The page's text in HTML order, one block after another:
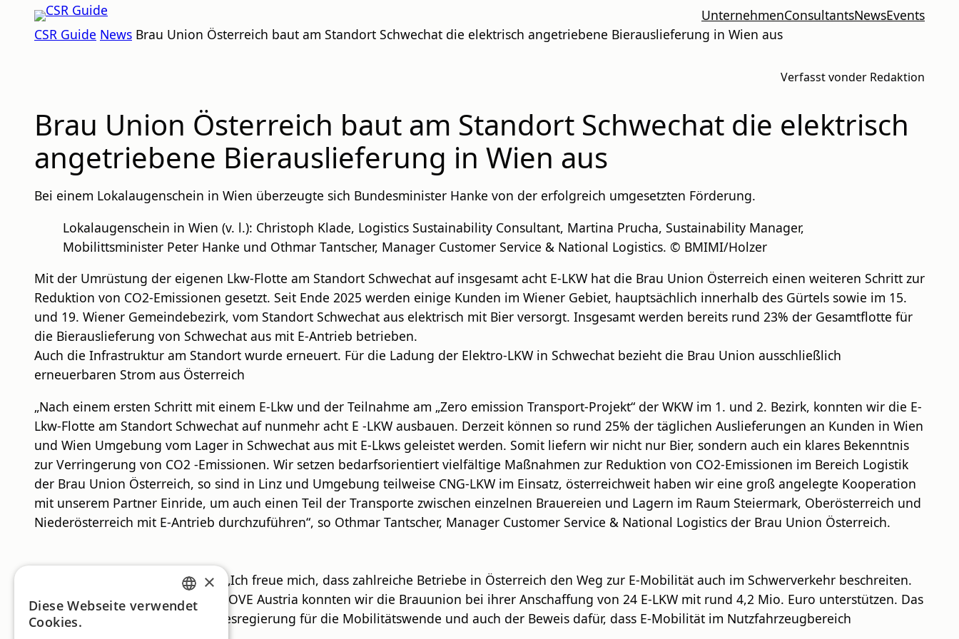
InhaltCSR
GUIDE
UnternehmenConsultantsNewsEvents
CSR Guide News Brau Union Österreich baut am Standort Schwechat die elektrisch angetriebene Bierauslieferung in Wien aus
Verfasst vonder Redaktion
Brau Union Österreich baut am Standort Schwechat die elektrisch
angetriebene Bierauslieferung in Wien aus
Bei einem Lokalaugenschein in Wien überzeugte sich Bundesminister Hanke von der erfolgreich umgesetzten Förderung.
Lokalaugenschein in Wien (v. l.): Christoph Klade, Logistics Sustainability Consultant, Martina Prucha, Sustainability Manager,
Mobilittsminister Peter Hanke und Othmar Tantscher, Manager Customer Service & National Logistics. © BMIMI/Holzer
Mit der Umrüstung der eigenen Lkw-Flotte am Standort Schwechat auf insgesamt acht E-LKW hat die Brau Union Österreich einen weiteren Schritt zur
Reduktion von CO2-Emissionen gesetzt. Seit Ende 2025 werden einige Kunden im Wiener Gebiet, hauptsächlich innerhalb des Gürtels sowie im 15.
und 19. Wiener Gemeindebezirk, vom Standort Schwechat aus elektrisch mit Bier versorgt. Insgesamt werden bereits rund 23% der Gesamtflotte für
die Bierauslieferung von Schwechat aus mit E-Antrieb betrieben.
Auch die Infrastruktur am Standort wurde erneuert. Für die Ladung der Elektro-LKW in Schwechat bezieht die Brau Union ausschließlich
erneuerbaren Strom aus Österreich
„Nach einem ersten Schritt mit einem E-Lkw und der Teilnahme am „Zero emission Transport-Projekt“ der WKW im 1. und 2. Bezirk, konnten wir die E-
Lkw-Flotte am Standort Schwechat auf nunmehr acht E -LKW ausbauen. Derzeit können so rund 25% der täglichen Auslieferungen an Kunden in Wien
und Wien Umgebung vom Lager in Schwechat aus mit E-Lkws geleistet werden. Somit liefern wir nicht nur Bier, sondern auch ein klares Bekenntnis
zur Verringerung von CO2 -Emissionen. Wir setzen bedarfsorientiert vielfältige Maßnahmen zur Reduktion von CO2-Emissionen im Bereich Logistik
der Brau Union Österreich, so sind in Linz und Umgebung teilweise CNG-LKW im Einsatz, österreichweit haben wir eine groß angelegte Kooperation
mit unserem Partner Einride, um auch einen Teil der Transporte zwischen einzelnen Brauereien und Lagern im Raum Steiermark, Oberösterreich und
Niederösterreich mit E-Antrieb durchzuführen“, so Othmar Tantscher, Manager Customer Service & National Logistics der Brau Union Österreich.
Mobilitätsminister Peter Hanke: „Ich freue mich, dass zahlreiche Betriebe in Österreich den Weg zur E-Mobilität auch im Schwerverkehr beschreiten.
Im Zuge unseres Programms eMOVE Austria konnten wir die Brauunion bei ihrer Anschaffung von 24 E-LKW mit rund 4,2 Mio. Euro unterstützen. Das
ist ein klares Signal dieser Bundesregierung für die Mobilitätswende und auch der Beweis dafür, dass E-Mobilität im Nutzfahrzeugbereich
GERMAN
×
Diese Webseite verwendet
Cookies.